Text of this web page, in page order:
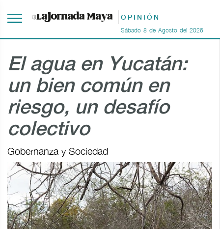
OPINIÓN
Sábado 8 de Agosto del 2026
El agua en Yucatán:
un bien común en
riesgo, un desafío
colectivo
Gobernanza y Sociedad